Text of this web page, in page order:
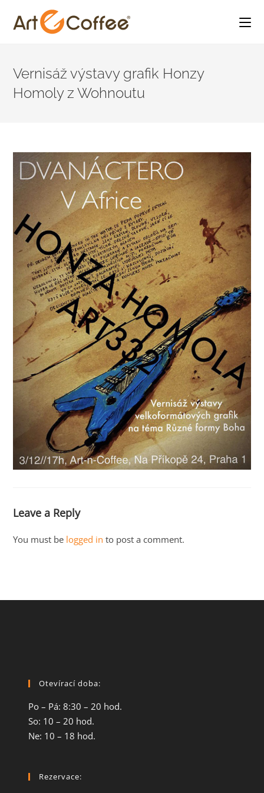
content
Vernisáž výstavy grafik Honzy
Homoly z Wohnoutu
Leave a Reply
You must be logged in to post a comment.
Otevírací doba:
Po – Pá: 8:30 – 20 hod.
So: 10 – 20 hod.
Ne: 10 – 18 hod.
Rezervace: